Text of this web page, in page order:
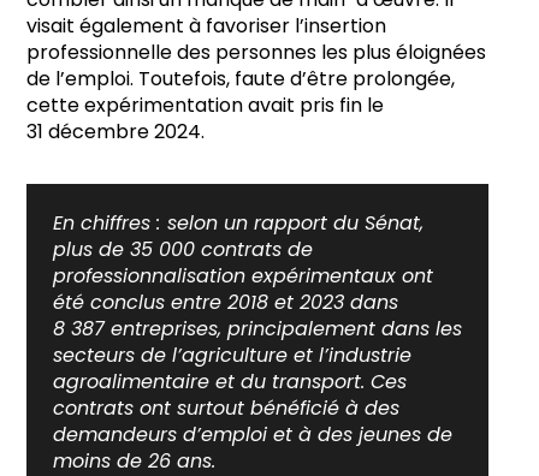
visait également à favoriser l’insertion
professionnelle des personnes les plus éloignées
de l’emploi. Toutefois, faute d’être prolongée,
cette expérimentation avait pris fin le
31 décembre 2024.
En chiffres : selon un rapport du Sénat,
plus de 35 000 contrats de
professionnalisation expérimentaux ont
été conclus entre 2018 et 2023 dans
8 387 entreprises, principalement dans les
secteurs de l’agriculture et l’industrie
agroalimentaire et du transport. Ces
contrats ont surtout bénéficié à des
demandeurs d’emploi et à des jeunes de
moins de 26 ans.